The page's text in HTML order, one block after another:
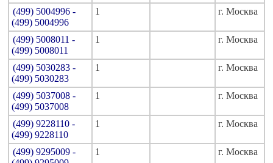
(499) 5004996 -
(499) 5004996
1 г. Москва
(499) 5008011 -
(499) 5008011
1 г. Москва
(499) 5030283 -
(499) 5030283
1 г. Москва
(499) 5037008 -
(499) 5037008
1 г. Москва
(499) 9228110 -
(499) 9228110
1 г. Москва
(499) 9295009 -
1 г. Москва